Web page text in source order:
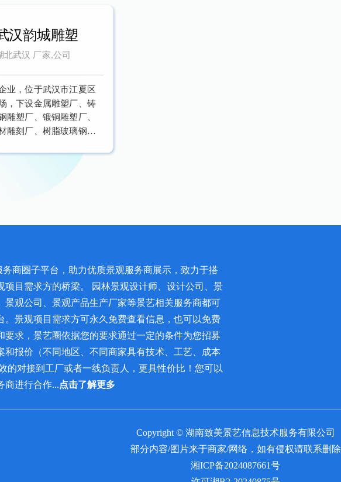
汉韵城雕塑
北武汉 厂家,公司
业，位于武汉市江夏区
，下设金属雕塑厂、铸
雕塑厂、锻铜雕塑厂、
雕刻厂、树脂玻璃钢雕
商圈子平台，助力优质景观服务商展示，致力于搭
项目需求方的桥梁。 园林景观设计师、设计公司、景
景观公司、景观产品生产厂家等景艺相关服务商都可
。景观项目需求方可永久免费查看信息，也可以免费
要求，景艺圈依据您的要求通过一定的条件为您招募
和报价（不同地区、不同商家具有技术、工艺、成本
的对接到工厂或者一线负责人，更具性价比！您可以
商进行合作...点击了解更多
Copyright © 湖南致美景艺信息技术服务有限公司
部分内容/图片来于商家/网络，如有侵权请联系删除
湘ICP备2024087661号